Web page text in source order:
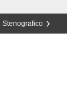
Stenografico